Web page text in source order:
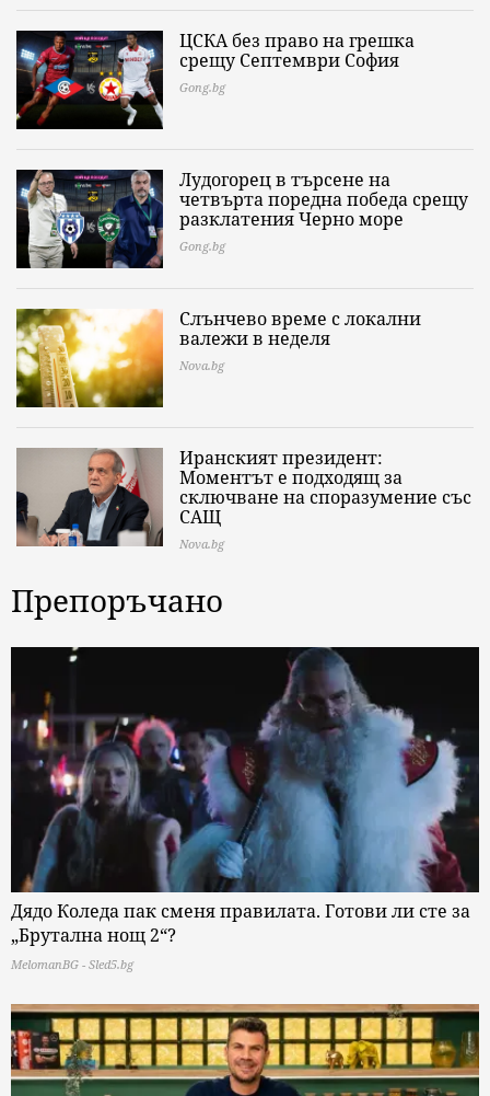
ЦСКА без право на грешка
срещу Септември София
Gong.bg
Лудогорец в търсене на
четвърта поредна победа срещу
разклатения Черно море
Gong.bg
Слънчево време с локални
валежи в неделя
Nova.bg
Иранският президент:
Моментът е подходящ за
сключване на споразумение със
САЩ
Nova.bg
Препоръчано
Дядо Коледа пак сменя правилата. Готови ли сте за
„Брутална нощ 2“?
MelomanBG - Sled5.bg